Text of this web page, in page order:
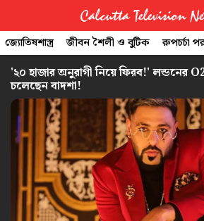
Calcutta Television
জ্যোতিষশাস্ত্র জীবন শৈলী ও বুটিক রুপচর্চা
'২০ হাজার অনুরাগী নিয়ে ফিরব!' লন্ডনের
চলেছেন বাদশা!
CTVN
Quick
Legal